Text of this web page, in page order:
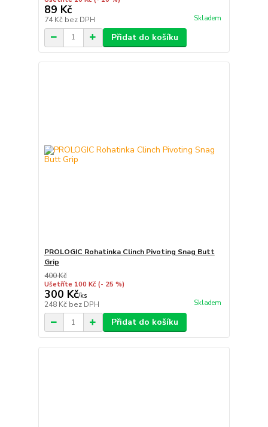
89 Kč
74 Kč bez DPH Skladem
Přidat do košíku
PROLOGIC Rohatinka Clinch Pivoting Snag Butt
Grip
400 Kč
Ušetříte 100 Kč (- 25 %)
300 Kč/ks
248 Kč bez DPH Skladem
Přidat do košíku